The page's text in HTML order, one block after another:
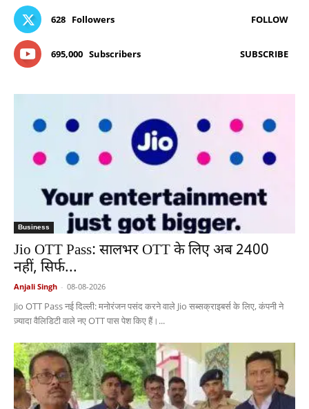
628 Followers FOLLOW
695,000 Subscribers SUBSCRIBE
Business
Jio OTT Pass: सालभर OTT के लिए अब 2400
नहीं, सिर्फ...
Anjali Singh - 08-08-2026
Jio OTT Pass नई दिल्ली: मनोरंजन पसंद करने वाले Jio सब्सक्राइबर्स के लिए, कंपनी ने
ज़्यादा वैलिडिटी वाले नए OTT पास पेश किए हैं।...